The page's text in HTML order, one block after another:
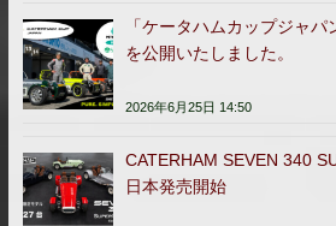
「ケータハムカップジャ
を公開いたしました。
2026年6月25日 14:50
CATERHAM SEVEN 340
日本発売開始